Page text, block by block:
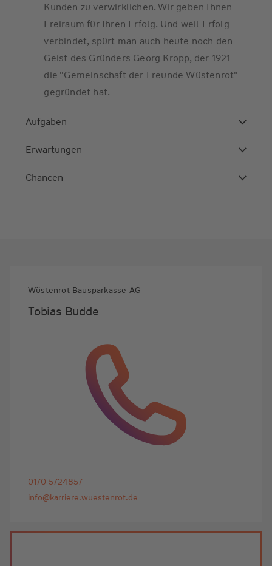
Kunden zu verwirklichen. Wir geben Ihnen
Freiraum für Ihren Erfolg. Und weil Erfolg
verbindet, spürt man auch heute noch den
Geist des Gründers Georg Kropp, der 1921
die "Gemeinschaft der Freunde Wüstenrot"
gegründet hat.
Aufgaben
Erwartungen
Chancen
Wüstenrot Bausparkasse AG
Tobias Budde
0170 5724857
info@karriere.wuestenrot.de